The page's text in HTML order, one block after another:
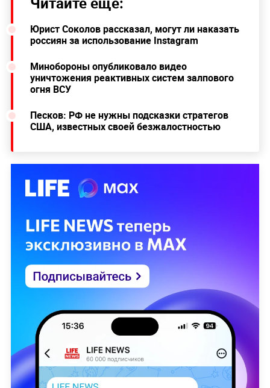
Юрист Соколов рассказал, могут ли наказать
россиян за использование Instagram
Минобороны опубликовало видео
уничтожения реактивных систем залпового
огня ВСУ
Песков: РФ не нужны подсказки стратегов
США, известных своей безжалостностью